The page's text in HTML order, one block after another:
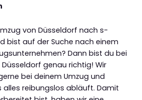
von Düsseldorf nach s-
bist auf der Suche nach einem
Dann bist du bei
genau richtig! Wir
bei deinem Umzug und
reibungslos abläuft. Damit